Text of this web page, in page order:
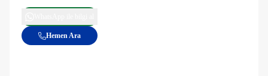
Hemen Ara